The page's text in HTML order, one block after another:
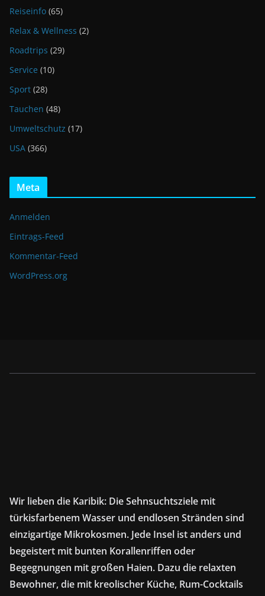
Reiseinfo (65)
Relax & Wellness (2)
Roadtrips (29)
Service (10)
Sport (28)
Tauchen (48)
Umweltschutz (17)
USA (366)
Meta
Anmelden
Eintrags-Feed
Kommentar-Feed
WordPress.org
Wir lieben die Karibik: Die Sehnsuchtsziele mit
türkisfarbenem Wasser und endlosen Stränden sind
einzigartige Mikrokosmen. Jede Insel ist anders und
begeistert mit bunten Korallenriffen oder
Begegnungen mit großen Haien. Dazu die relaxten
Bewohner, die mit kreolischer Küche, Rum-Cocktails